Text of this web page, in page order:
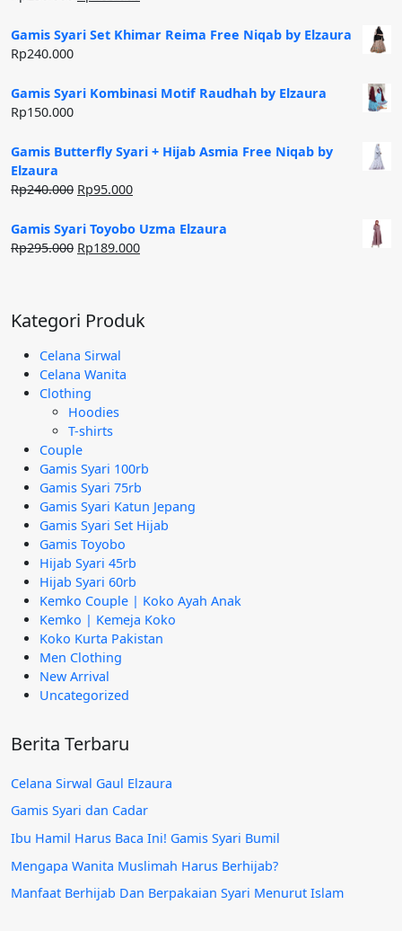
adalah:
ini
Gamis Syari Set Khimar Reima Free Niqab by Elzaura
Rp240.000
Gamis Syari Kombinasi Motif Raudhah by Elzaura
Rp150.000
Gamis Butterfly Syari + Hijab Asmia Free Niqab by
Elzaura
Rp240.000 Harga
adalah:
Rp240.000.
Rp95.000Harga
ini
adalah:
Gamis Syari Toyobo Uzma Elzaura
Rp295.000 Harga
Rp189.000Harga
Rp189.000.
Kategori Produk
Celana Sirwal
Celana Wanita
Clothing
Hoodies
T-shirts
Couple
Gamis Syari 100rb
Gamis Syari 75rb
Gamis Syari Katun Jepang
Gamis Syari Set Hijab
Gamis Toyobo
Hijab Syari 45rb
Hijab Syari 60rb
Kemko Couple | Koko Ayah Anak
Kemko | Kemeja Koko
Koko Kurta Pakistan
Men Clothing
New Arrival
Uncategorized
Berita Terbaru
Celana Sirwal Gaul Elzaura
Gamis Syari dan Cadar
Ibu Hamil Harus Baca Ini! Gamis Syari Bumil
Mengapa Wanita Muslimah Harus Berhijab?
Manfaat Berhijab Dan Berpakaian Syari Menurut Islam